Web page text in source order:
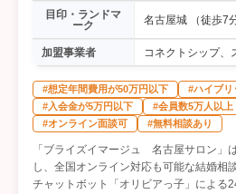
目印・ランドマ
ーク
名古屋城 （徒歩7分
加盟事業者 コネクトシップ、
#想定年間費用が50万円以下
#ハイブリ
#入会金が5万円以下
#会員数5万人以上
#オンライン面談可
#無料相談あり
「ブライズイマージュ 名古屋サロン」
し、全国オンライン対応も可能な結婚相
チャットボット「オリビアっ子」による